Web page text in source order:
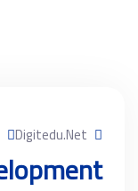
Digitedu.net